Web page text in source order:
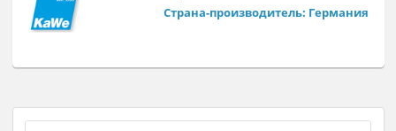
Тонометр для измерения артериального давления KaWe
является удобным и быстрым способом диагностики
уровня качества.
Фирма-изготовитель: KAWE